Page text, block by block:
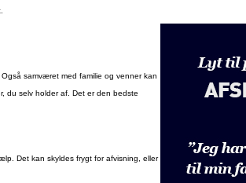
samværet med familie og venner kan
du selv holder af. Det er den bedste
Det kan skyldes frygt for afvisning, eller